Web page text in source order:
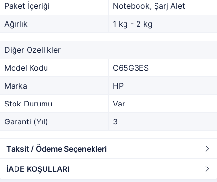
Paket İçeriği
Notebook, Şarj Aleti
Ağırlık
1 kg - 2 kg
Diğer Özellikler
Model Kodu
C65G3ES
Marka
HP
Stok Durumu
Var
Garanti (Yıl)
3
Taksit / Ödeme Seçenekleri
İADE KOŞULLARI